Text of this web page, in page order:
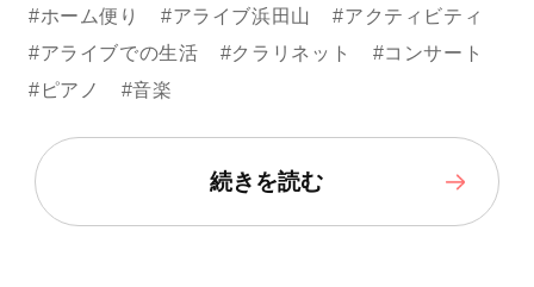
#ホーム便り
#アライブ浜田山
#アクティビティ
#アライブでの生活
#クラリネット
#コンサート
#ピアノ
#音楽
続きを読む